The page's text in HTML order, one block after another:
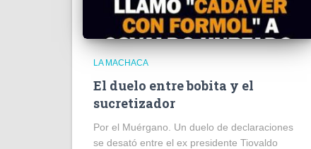
LA MACHACA
El duelo entre bobita y el
sucretizador
Por el Muérgano. Un duelo de declaraciones
se desató entre el ex presidente Tiovaldo